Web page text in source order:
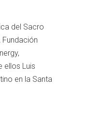
del Sacro
ellos Luis
en la Santa